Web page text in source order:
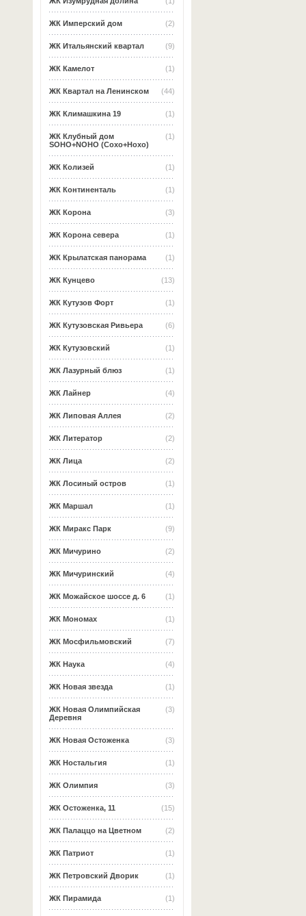
(2)
ЖК Имперский дом
(9)
ЖК Итальянский квартал
(1)
ЖК Камелот
(44)
ЖК Квартал на Ленинском
(1)
ЖК Климашкина 19
(1)
ЖК Клубный дом
SOHO+NOHO (Сохо+Нохо)
(1)
ЖК Колизей
(1)
ЖК Континенталь
(3)
ЖК Корона
(1)
ЖК Корона севера
(1)
ЖК Крылатская панорама
(13)
ЖК Кунцево
(1)
ЖК Кутузов Форт
(6)
ЖК Кутузовская Ривьера
(1)
ЖК Кутузовский
(1)
ЖК Лазурный блюз
(4)
ЖК Лайнер
(2)
ЖК Липовая Аллея
(2)
ЖК Литератор
(2)
ЖК Лица
(1)
ЖК Лосиный остров
(1)
ЖК Маршал
(9)
ЖК Миракс Парк
(2)
ЖК Мичурино
(4)
ЖК Мичуринский
(1)
ЖК Можайское шоссе д. 6
(1)
ЖК Мономах
(7)
ЖК Мосфильмовский
(4)
ЖК Наука
(1)
ЖК Новая звезда
(3)
ЖК Новая Олимпийская
Деревня
(3)
ЖК Новая Остоженка
(1)
ЖК Ностальгия
(3)
ЖК Олимпия
(15)
ЖК Остоженка, 11
(2)
ЖК Палаццо на Цветном
(1)
ЖК Патриот
(1)
ЖК Петровский Дворик
(1)
ЖК Пирамида